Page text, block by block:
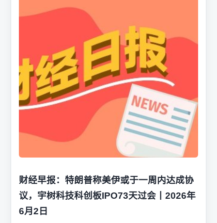
财经早报：特朗普称美伊或于一周内达成协
议，宇树科技科创板IPO73天过会丨2026年
6月2日